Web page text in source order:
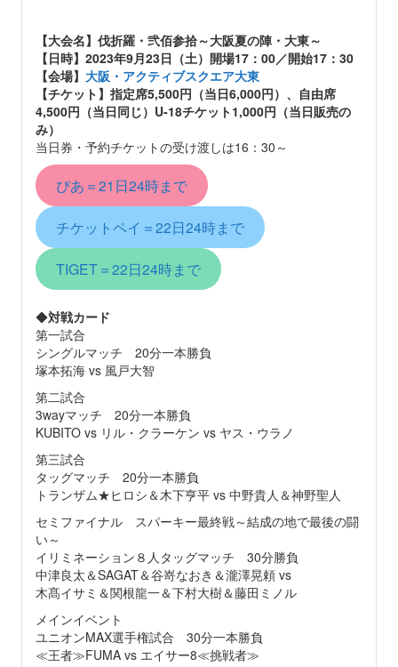
【大会名】 伐折羅・弐佰参拾～大阪夏の陣・大東～
【日時】2023年9月23日（土）開場17：00／開始17：30
【会場】 大阪・アクティブスクエア大東
【チケット】指定席5,500円（当日6,000円）、自由席
4,500円（当日同じ）U-18チケット1,000円（当日販売の
み）
当日券・予約チケットの受け渡しは16：30～
ぴあ＝21日24時まで
チケットペイ＝22日24時まで
TIGET＝22日24時まで
◆対戦カード
第一試合
シングルマッチ 20分一本勝負
塚本拓海 vs 風戸大智
第二試合
3wayマッチ 20分一本勝負
KUBITO vs リル・クラーケン vs ヤス・ウラノ
第三試合
タッグマッチ 20分一本勝負
トランザム★ヒロシ＆木下亨平 vs 中野貴人＆神野聖人
セミファイナル スパーキー最終戦～結成の地で最後の闘
い～
イリミネーション８人タッグマッチ 30分勝負
中津良太＆SAGAT＆谷嵜なおき＆瀧澤晃頼 vs
木髙イサミ＆関根龍一＆下村大樹＆藤田ミノル
メインイベント
ユニオンMAX選手権試合 30分一本勝負
≪王者≫FUMA vs エイサー8≪挑戦者≫